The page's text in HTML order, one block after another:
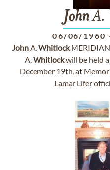
JohnA.
06/06/1960
JohnA.Whitlock
A.Whitlockwill be held
December 19th, at
Lamar Lifer